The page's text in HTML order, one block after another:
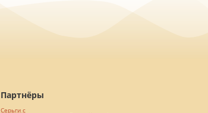
Партнёры
Серьги с